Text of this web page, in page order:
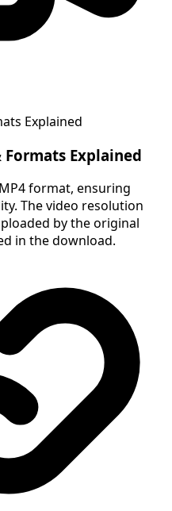
Explained
Explained
format, ensuring
The video resolution
by the original
in the download.